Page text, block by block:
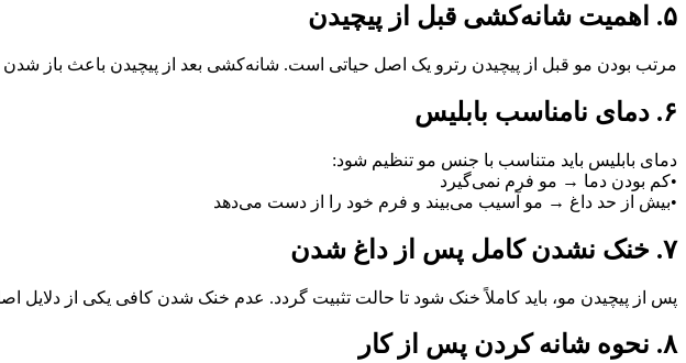
۵. اهمیت شانه‌کشی قبل از پیچیدن
مرتب بودن مو قبل از پیچیدن رترو یک اصل حیاتی است. شانه‌کشی بعد از پیچیدن باعث باز
۶. دمای نامناسب بابلیس
دمای بابلیس باید متناسب با جنس مو تنظیم شود:
•کم بودن دما → مو فرم نمی‌گیرد
•بیش از حد داغ → مو آسیب می‌بیند و فرم خود را از دست می‌دهد
۷. خنک نشدن کامل پس از داغ شدن
پس از پیچیدن مو، باید کاملاً خنک شود تا حالت تثبیت گردد. عدم خنک شدن کافی یکی از
۸. نحوه شانه کردن پس از کار